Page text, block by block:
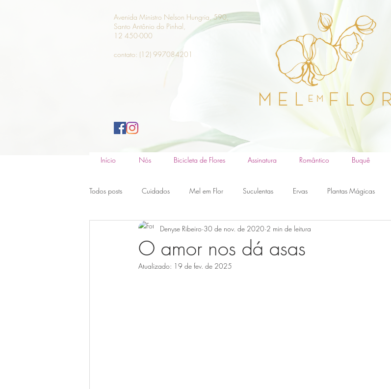
Início Nós Bicicleta de Flores Assinatura Romântico Buquê
Avenida Ministro Nelson Hungria, 590,
Santo Antônio do Pinhal,
12 450-000
contato: (12) 997084201
Todos posts Cuidados Mel em Flor Suculentas Ervas Plantas Mágicas
Flores Casamento
O amor nos dá asas
Denyse Ribeiro 30 de nov. de 2020 2 min de leitura
Atualizado: 19 de fev. de 2025